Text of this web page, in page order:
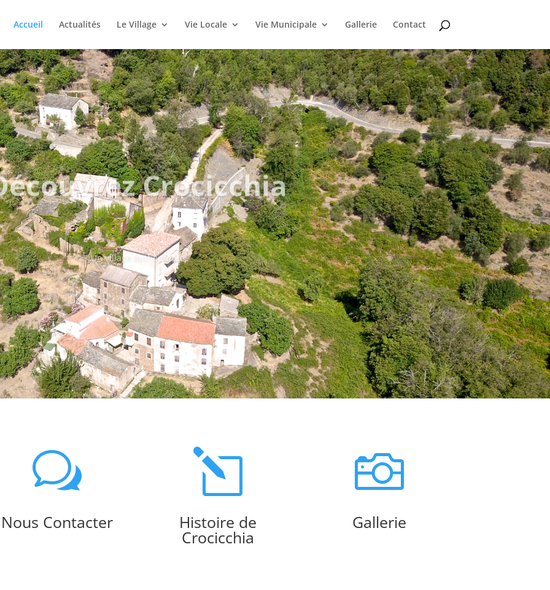
Accueil Actualités Le Village Vie Locale Vie Municipale Gallerie Contact
Crocicchia
Un village authentique
w
Nous Contacter
l
Histoire de
Crocicchia

Gallerie